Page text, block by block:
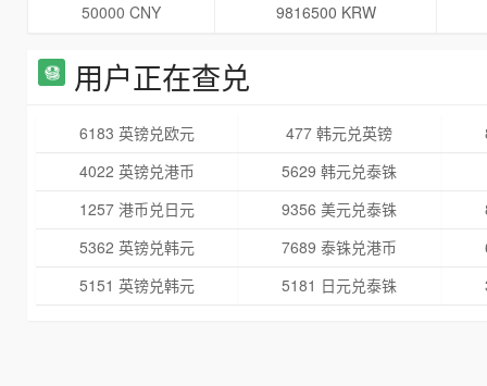
50000 CNY
9816500 KRW
用户正在查兑
6183 英镑兑欧元 477 韩元兑英镑
4022 英镑兑港币
5629 韩元兑泰铢
1257 港币兑日元
9356 美元兑泰铢
5362 英镑兑韩元
7689 泰铢兑港币
5151 英镑兑韩元
5181 日元兑泰铢